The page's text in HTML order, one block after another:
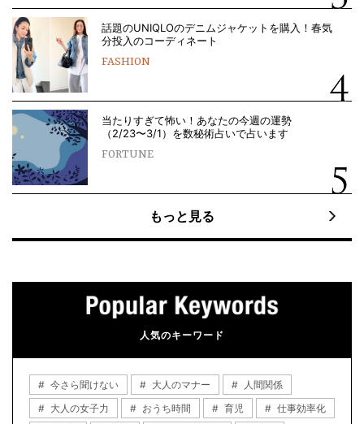
話題のUNIQLOのデニムジャケットを購入！春気
分投入のコーディネート
FASHION
当たりすぎて怖い！あなたの今週の運勢
（2/23〜3/1）を数秘術占いで占います
FORTUNE
もっと見る
人気のキーワード
今さら聞けない 大人のマナー
人間関係
大人の女子力
おうち時間 育児
仕事効率化